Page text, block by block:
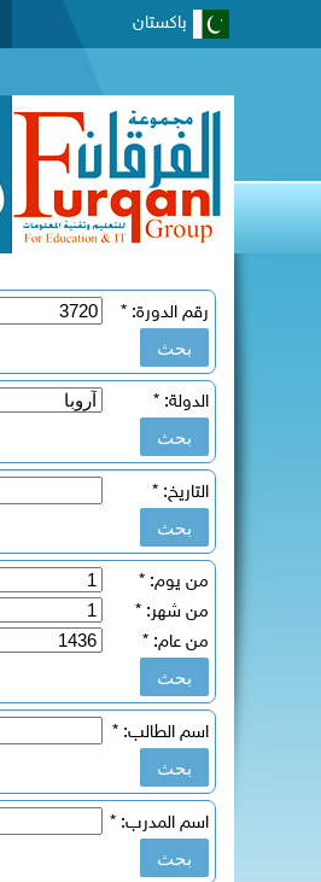
باكستان
رقم الدورة: *
الدولة: *
التاريخ: *
من يوم: *
من شهر: *
من عام: *
اسم الطالب: *
اسم المدرب: *